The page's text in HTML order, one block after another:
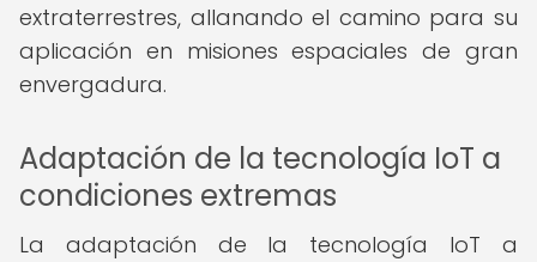
extraterrestres, allanando el camino para su
aplicación en misiones espaciales de gran
envergadura.
Adaptación de la tecnología IoT a
condiciones extremas
La adaptación de la tecnología IoT a